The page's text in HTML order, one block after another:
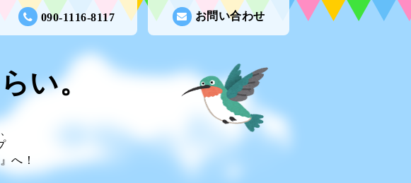
お問い合わせ
090-1116-8117
い。
へ！